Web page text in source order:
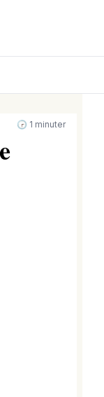
🕝 1 minuter